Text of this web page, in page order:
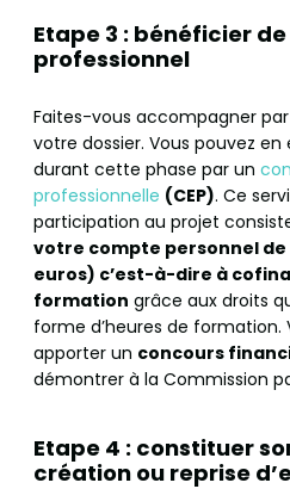
Etape 3 : bénéficier de
professionnel
Faites-vous accompagner
votre dossier. Vous pouvez
durant cette phase par un
professionnelle (CEP). Ce
participation au projet
votre compte personnel de
euros) c’est-à-dire à
formation grâce aux droits
forme d’heures de
apporter un concours
démontrer à la Commission
Etape 4 : constituer
création ou reprise